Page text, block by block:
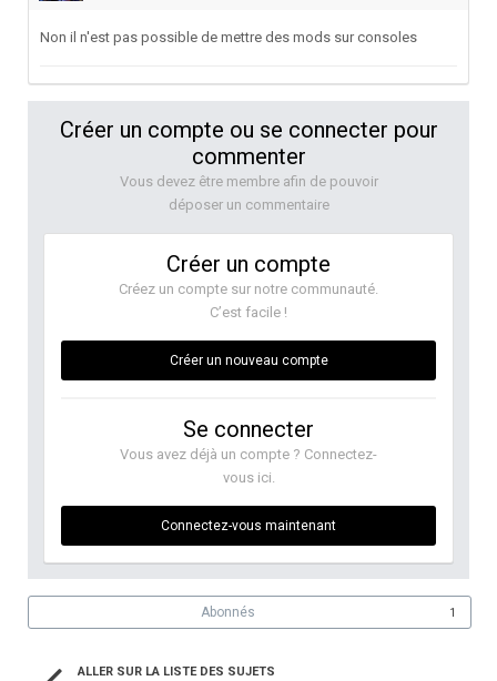
Non il n'est pas possible de mettre des mods sur consoles
Créer un compte ou se connecter pour
commenter
Vous devez être membre afin de pouvoir
déposer un commentaire
Créer un compte
Créez un compte sur notre communauté.
C’est facile !
Créer un nouveau compte
Se connecter
Vous avez déjà un compte ? Connectez-
vous ici.
Connectez-vous maintenant
Abonnés 1
ALLER SUR LA LISTE DES SUJETS